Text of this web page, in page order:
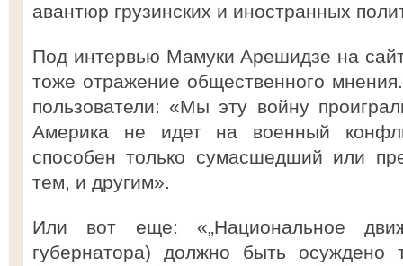
авантюр грузинских и иностранных
Под интервью Мамуки Арешидзе на
тоже отражение общественного
пользователи: «Мы эту войну
Америка не идет на военный
способен только сумасшедший или
тем, и другим».
Или вот еще: «„Национальное
губернатора) должно быть осуждено